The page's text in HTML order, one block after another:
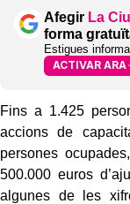
Afegir La
forma
Estigues
ACTIVAR ARA
Fins a 1.425
accions de
persones
500.000 euros
algunes de les